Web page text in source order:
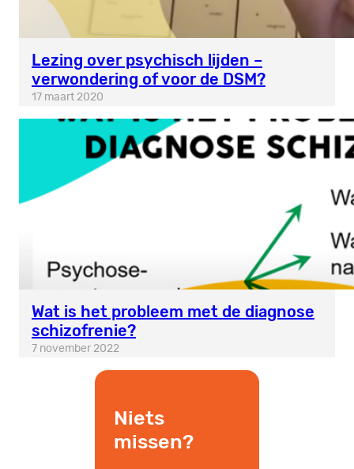
Lezing over psychisch lijden –
verwondering of voor de DSM?
17 maart 2020
Wat is het probleem met de diagnose
schizofrenie?
7 november 2022
Niets
missen?